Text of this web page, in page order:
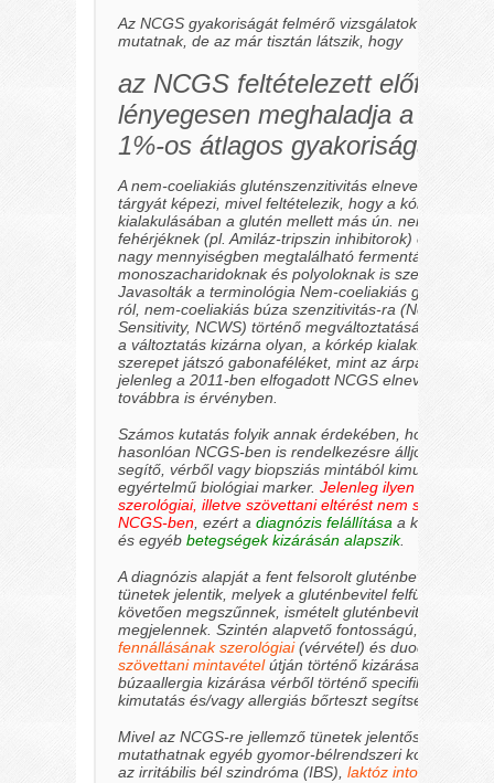
Az NCGS gyakoriságát felmérő vizsgálatok nagy
mutatnak, de az már tisztán látszik, hogy
az NCGS feltételezett
lényegesen meghaladja a
1%-os átlagos gyakoriságát.
A nem-coeliakiás gluténszenzitivitás elnevezés még
tárgyát képezi, mivel feltételezik, hogy a kórkép
kialakulásában a glutén mellett más ún. nem glutén
fehérjéknek(pl. Amiláz-tripszin inhibitorok) és a
nagy mennyiségben megtalálható fermentálódó
monoszacharidoknak és polyoloknak is szerepe van.
Javasolták a terminológia Nem-coeliakiás
ról, nem-coeliakiás búza szenzitivitás-ra(Non Celiac
Sensitivity, NCWS) történő megváltoztatását.
a változtatás kizárna olyan, a kórkép kialakításában
szerepet játszó gabonaféléket, mint az árpa vagy
jelenleg a 2011-ben elfogadott NCGS elnevezés van
továbbra is érvényben.
Számos kutatás folyik annak érdekében, hogy a
hasonlóan NCGS-ben is rendelkezésre álljon a
segítő, vérből vagy biopsziás mintából kimutatható,
egyértelmű biológiai marker.Jelenleg ilyen specifikus
szerológiai, illetve szövettani eltérést nem sikerült
NCGS-ben , ezért a diagnózis felállítása a klinikai
és egyébbetegségek kizárásán alapszik.
A diagnózis alapját a fent felsorolt gluténbevitelre
tünetek jelentik, melyek a gluténbevitel
követően megszűnnek, ismételt gluténbevitel során
megjelennek. Szintén alapvető fontosságú, a
fennállásának szerológiai(vérvétel) és duodenumból
szövettani mintavételútján történő kizárása, illetve
búzaallergia kizárása vérből történő specifikus IgE
kimutatás és/vagy allergiás bőrteszt segítségével.
Mivel az NCGS-re jellemző tünetek jelentős átfedést
mutathatnak egyéb gyomor-bélrendszeri
az irritábilis bél szindróma(IBS) ,laktóz intolerancia